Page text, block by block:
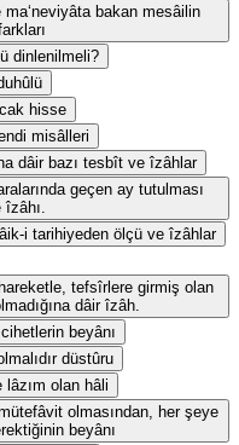
ma‘neviyâta bakan mesâilin
dinlenilmeli?
hisse
misâlleri
dâir bazı tesbît ve îzâhlar
geçen ay tutulması
i tarihiyeden ölçü ve îzâhlar
tefsîrlere girmiş olan
dâir îzâh.
beyânı
düstûru
lâzım olan hâli
olmasından, her şeye
beyânı